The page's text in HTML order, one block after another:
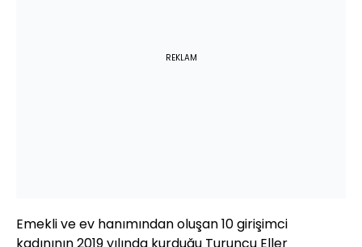
REKLAM
Emekli ve ev hanımından oluşan 10 girişimci